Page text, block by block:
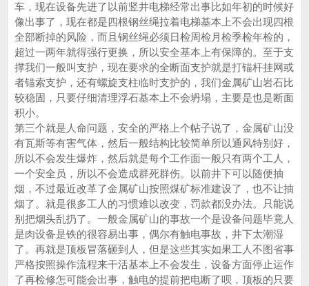
车，现在设备先进了以前竖井电梯经常出事比如年初的时候好
像出事了，现在都是四根钢丝绳拉着电梯基本上不会出现四根
全部断掉的风险，而且钢丝绳必须日检周检月检季检年检的，
超过一两年就得强行更换，所以安全基本上有保障的。至于支
撑我们一般叫支护，现在要求的全断面支护就是打锚杆挂网或
者锚索支护，还有螺旋支柱临时支护的，我们金属矿山岩石比
较稳固，只要仔细清理浮石基本上不会坍塌，主要是也是断面
积小。
第三个就是人命问题，安全的严格上个帖子说了，金属矿山没
有瓦斯等有害气体，然后一般结构比较简单所以通风特别好，
所以不会发生爆炸，然后就是每个工作面一般只有两个工人，
一个安全员，所以不会造成群死群伤。以前井下可以随便抽
烟，不过最近改革了金属矿山按照煤矿标准建设了，也不让抽
烟了。就是很多工人的习惯难以改变，罚款都没办法。只能说
别把烟头乱扔了。一般金属矿山的事故一个是设备问题毕竟人
是肉设备是铁的很容易出事，偶尔有触电事故，井下太潮湿
了。再就是顶板冒落砸到人，但是这些其实如果工人不图省事
严格按照操作流程来干活基本上不会发生，设备方面停止运作
了再检修怎可能会出事，触电的提前把电断了呗，顶板的只要